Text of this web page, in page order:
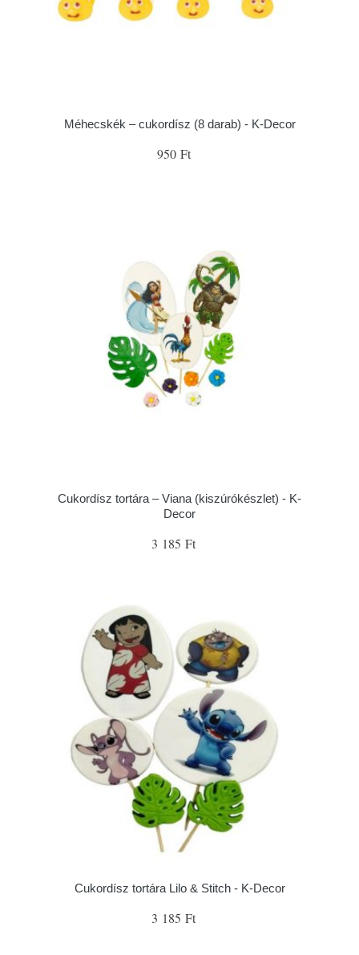
Méhecskék – cukordísz (8 darab) - K-Decor
950 Ft
Cukordísz tortára – Viana (kiszúrókészlet) - K-
Decor
3 185 Ft
Cukordísz tortára Lilo & Stitch - K-Decor
3 185 Ft